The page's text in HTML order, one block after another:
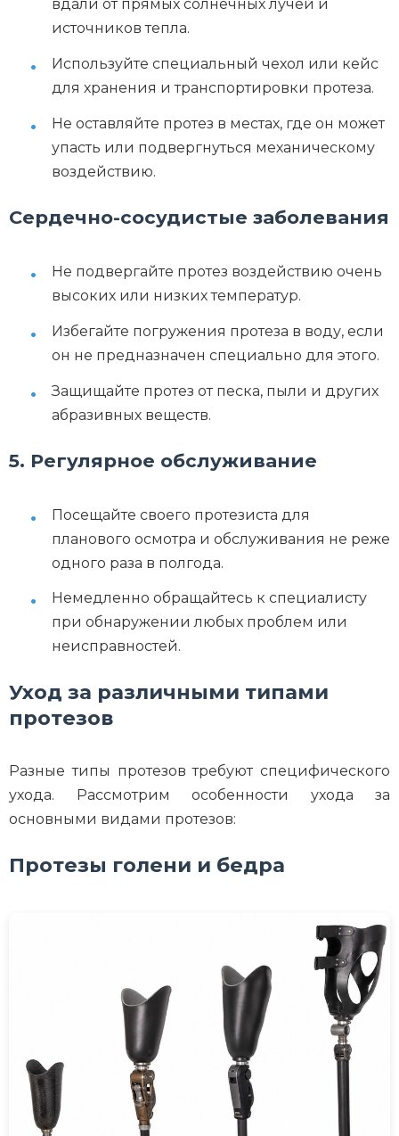
вдали от прямых солнечных лучей и
источников тепла.
Используйте специальный чехол или кейс
для хранения и транспортировки протеза.
Не оставляйте протез в местах, где он может
упасть или подвергнуться механическому
воздействию.
Сердечно-сосудистые заболевания
Не подвергайте протез воздействию очень
высоких или низких температур.
Избегайте погружения протеза в воду, если
он не предназначен специально для этого.
Защищайте протез от песка, пыли и других
абразивных веществ.
5. Регулярное обслуживание
Посещайте своего протезиста для
планового осмотра и обслуживания не реже
одного раза в полгода.
Немедленно обращайтесь к специалисту
при обнаружении любых проблем или
неисправностей.
Уход за различными типами
протезов
Разные типы протезов требуют специфического
ухода. Рассмотрим особенности ухода за
основными видами протезов:
Протезы голени и бедра